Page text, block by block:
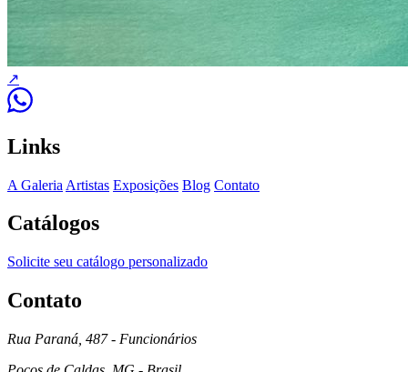
↗
Links
A Galeria Artistas Exposições Blog Contato
Catálogos
Solicite seu catálogo personalizado
Contato
Rua Paraná, 487 - Funcionários